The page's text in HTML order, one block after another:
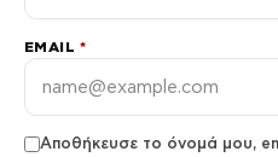
EMAIL *
Αποθήκευσε το όνομά μου,